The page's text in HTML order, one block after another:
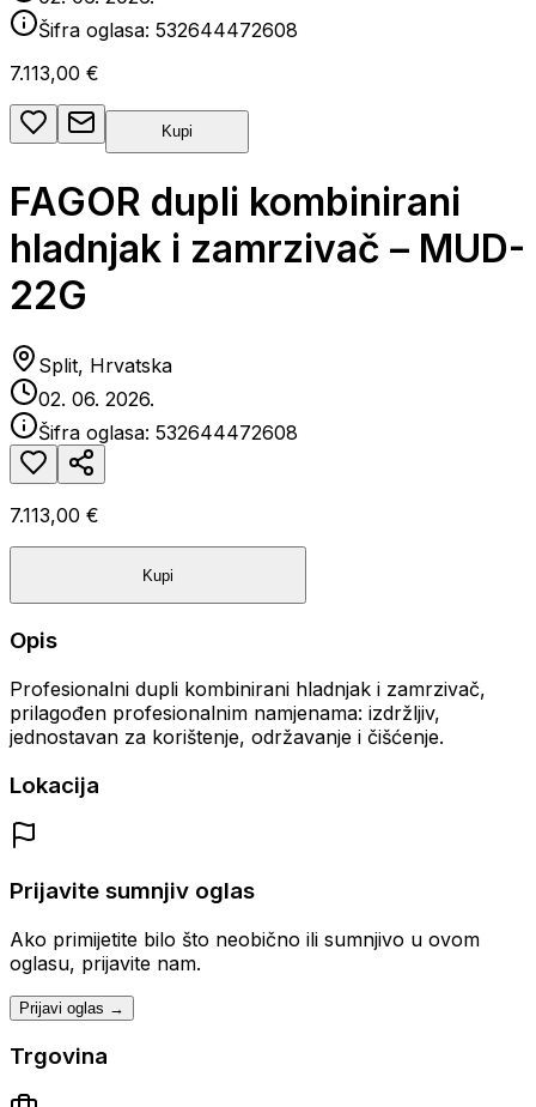
Šifra oglasa: 532644472608
7.113,00 €
Kupi
FAGOR dupli kombinirani
hladnjak i zamrzivač – MUD-
22G
Split, Hrvatska
02. 06. 2026.
Šifra oglasa: 532644472608
7.113,00 €
Kupi
Opis
Profesionalni dupli kombinirani hladnjak i zamrzivač,
prilagođen profesionalnim namjenama: izdržljiv,
jednostavan za korištenje, održavanje i čišćenje.
Lokacija
Prijavite sumnjiv oglas
Ako primijetite bilo što neobično ili sumnjivo u ovom
oglasu, prijavite nam.
Prijavi oglas →
Trgovina